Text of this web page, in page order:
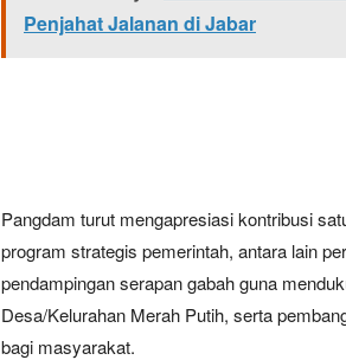
Penjahat Jalanan di Jabar
Pangdam turut mengapresiasi kontribusi
program strategis pemerintah, antara lain
pendampingan serapan gabah guna
Desa/Kelurahan Merah Putih, serta
bagi masyarakat.